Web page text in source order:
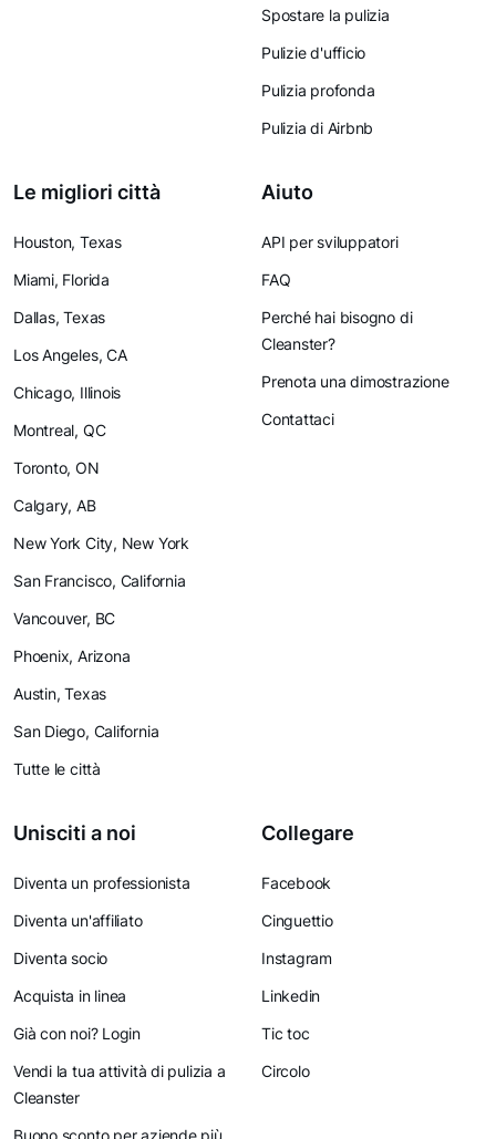
Spostare la pulizia
Pulizie d'ufficio
Pulizia profonda
Pulizia di Airbnb
Le migliori città
Houston, Texas
Miami, Florida
Dallas, Texas
Los Angeles, CA
Chicago, Illinois
Montreal, QC
Toronto, ON
Calgary, AB
New York City, New York
San Francisco, California
Vancouver, BC
Phoenix, Arizona
Austin, Texas
San Diego, California
Tutte le città
Aiuto
API per sviluppatori
FAQ
Perché hai bisogno di
Cleanster?
Prenota una dimostrazione
Contattaci
Unisciti a noi
Diventa un professionista
Diventa un'affiliato
Diventa socio
Acquista in linea
Già con noi? Login
Vendi la tua attività di pulizia a
Cleanster
Buono sconto per aziende più
Collegare
Facebook
Cinguettio
Instagram
Linkedin
Tic toc
Circolo